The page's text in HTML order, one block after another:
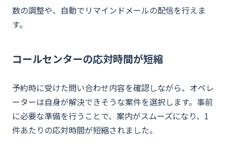
数の調整や、自動でリマインドメールの配信を行えま
す。
コールセンターの応対時間が短縮
予約時に受けた問い合わせ内容を確認しながら、オペレ
ーターは自身が解決できそうな案件を選択します。事前
に必要な準備を行うことで、案内がスムーズになり、1
件あたりの応対時間が短縮されました。